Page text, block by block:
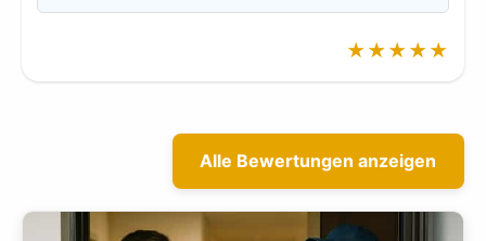
★★★★★
Alle Bewertungen anzeigen